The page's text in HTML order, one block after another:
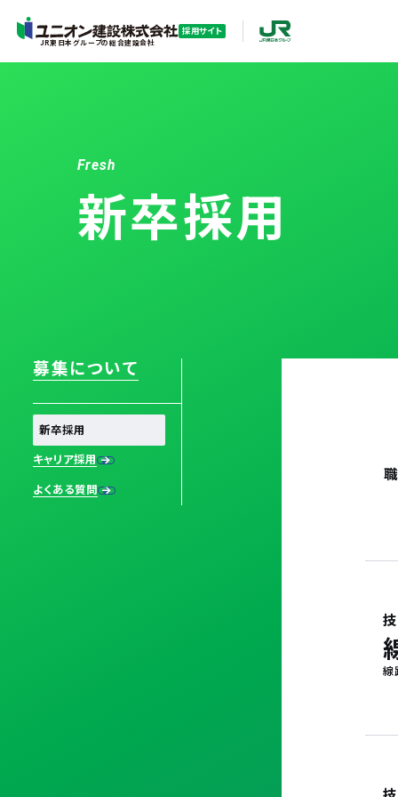
JR東日本グループの総合建設会社
採用サイト
Fresh
新卒採用
募集について
新卒採用
キャリア採用
よくある質問
線